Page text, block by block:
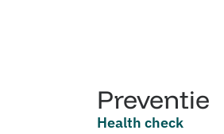
Preventie
Health check